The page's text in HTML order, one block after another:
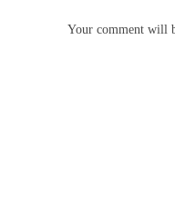
Your comment will